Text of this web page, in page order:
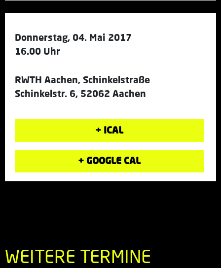
Donnerstag, 04. Mai 2017
16.00 Uhr
RWTH Aachen, Schinkelstraße
Schinkelstr. 6, 52062 Aachen
+ ICAL
+ GOOGLE CAL
WEITERE TERMINE